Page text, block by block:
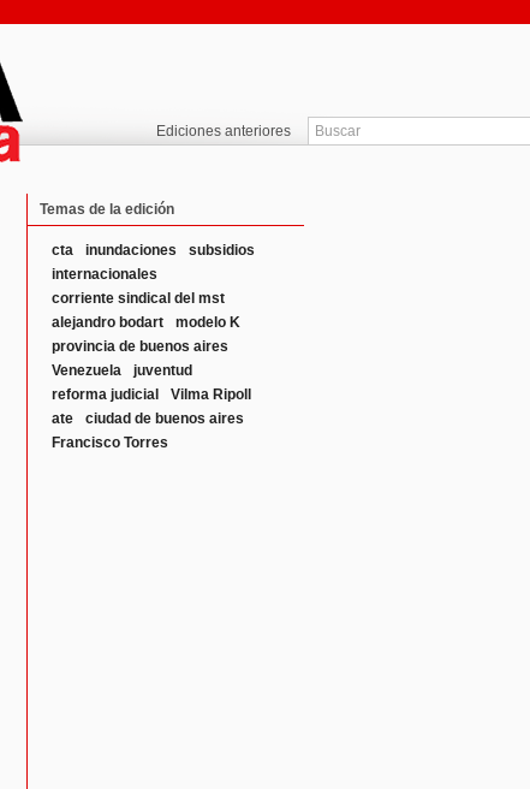
Ediciones anteriores
Temas de la edición
cta inundaciones
subsidios
internacionales
corriente sindical del mst
alejandro bodart
modelo K
provincia de buenos aires
Venezuela
juventud
reforma judicial
Vilma Ripoll
ate
ciudad de buenos aires
Francisco Torres